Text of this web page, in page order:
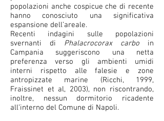
popolazioni anche cospicue che di recente
hanno conosciuto una significativa
espansione dell’areale.
Recenti indagini sulle popolazioni
svernanti di Phalacrocorax carbo in
Campania suggeriscono una netta
preferenza verso gli ambienti umidi
interni rispetto alle falesie e zone
antropizzate marine (Ricchi, 1999,
Fraissinet et al, 2003), non riscontrando,
inoltre, nessun dormitorio ricadente
all’interno del Comune di Napoli.